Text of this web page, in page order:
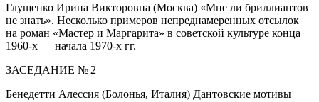
Глущенко Ирина Викторовна (Москва) «Мне ли бриллиантов
не знать». Несколько примеров непреднамеренных отсылок
на роман «Мастер и Маргарита» в советской культуре конца
1960-х — начала 1970-х гг.
ЗАСЕДАНИЕ № 2
Бенедетти Алессия (Болонья, Италия) Дантовские мотивы